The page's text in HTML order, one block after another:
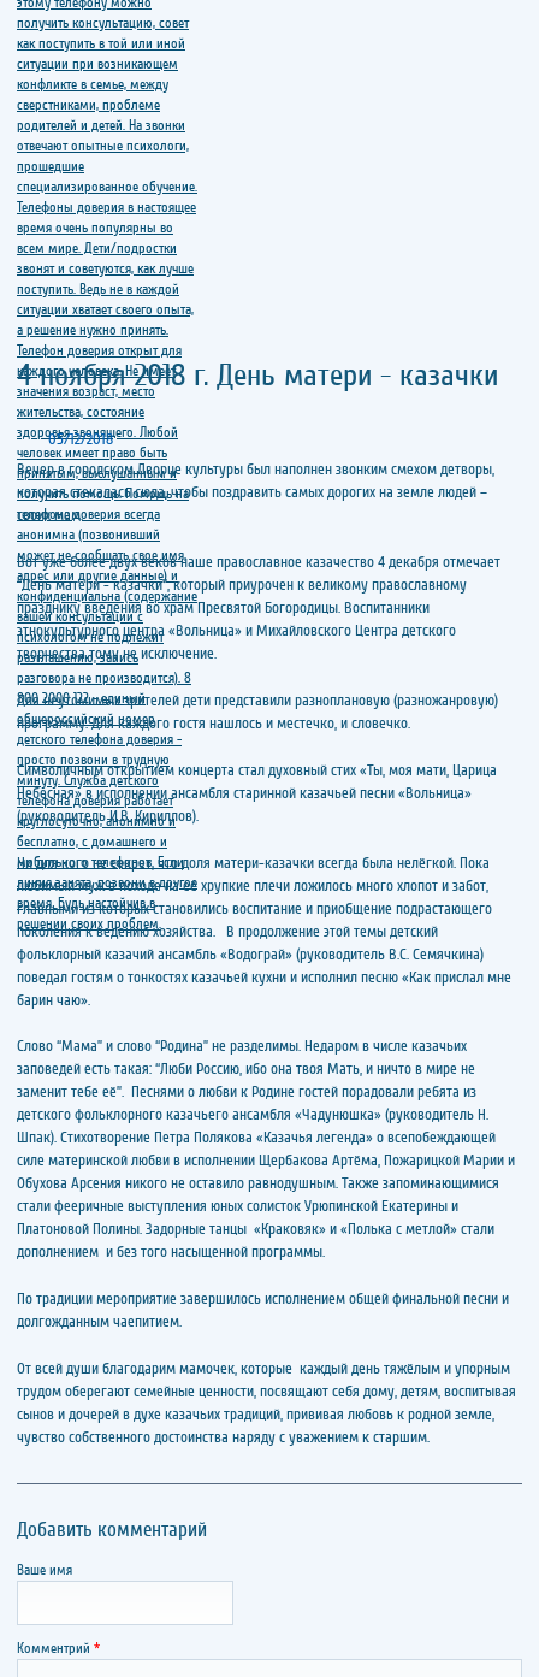
4 ноября 2018 г. День матери - казачки
05/12/2018
Вечер в городском Дворце культуры был наполнен звонким смехом детворы,
которая стекалась сюда, чтобы поздравить самых дорогих на земле людей –
своих мам.
Вот уже более двух веков наше православное казачество 4 декабря отмечает
“День матери - казачки”, который приурочен к великому православному
празднику введения во храм Пресвятой Богородицы. Воспитанники
этнокультурного центра «Вольница» и Михайловского Центра детского
творчества тому не исключение.
Для неутомимых зрителей дети представили разноплановую (разножанровую)
программу. Для каждого гостя нашлось и местечко, и словечко.
Символичным открытием концерта стал духовный стих «Ты, моя мати, Царица
Небесная» в исполнении ансамбля старинной казачьей песни «Вольница»
(руководитель И.В. Кириллов).
Ни для кого не секрет, что доля матери-казачки всегда была нелёгкой. Пока
любимый муж в походе на её хрупкие плечи ложилось много хлопот и забот,
главными из которых становились воспитание и приобщение подрастающего
поколения к ведению хозяйства. В продолжение этой темы детский
фольклорный казачий ансамбль «Водограй» (руководитель В.С. Семячкина)
поведал гостям о тонкостях казачьей кухни и исполнил песню «Как прислал мне
барин чаю».
Слово “Мама” и слово “Родина” не разделимы. Недаром в числе казачьих
заповедей есть такая: “Люби Россию, ибо она твоя Мать, и ничто в мире не
заменит тебе её”. Песнями о любви к Родине гостей порадовали ребята из
детского фольклорного казачьего ансамбля «Чадунюшка» (руководитель Н.
Шпак). Стихотворение Петра Полякова «Казачья легенда» о всепобеждающей
силе материнской любви в исполнении Щербакова Артёма, Пожарицкой Марии и
Обухова Арсения никого не оставило равнодушным. Также запоминающимися
стали фееричные выступления юных солисток Урюпинской Екатерины и
Платоновой Полины. Задорные танцы «Краковяк» и «Полька с метлой» стали
дополнением и без того насыщенной программы.
По традиции мероприятие завершилось исполнением общей финальной песни и
долгожданным чаепитием.
От всей души благодарим мамочек, которые каждый день тяжёлым и упорным
трудом оберегают семейные ценности, посвящают себя дому, детям, воспитывая
сынов и дочерей в духе казачьих традиций, прививая любовь к родной земле,
чувство собственного достоинства наряду с уважением к старшим.
Добавить комментарий
Ваше имя
Комментрий *